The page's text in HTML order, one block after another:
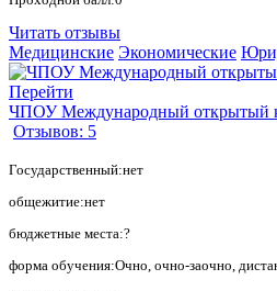
Читать отзывы
Медицинские Экономические
Перейти
ЧПОУ Международный открытый
Отзывов: 5
Государственный:нет
общежитие:нет
бюджетные места:?
форма обучения:Очно, очно-заочно,